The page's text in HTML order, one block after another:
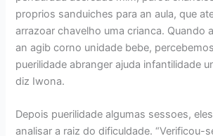
proprios sanduiches para an aula, que
arrazoar chavelho uma crianca. Quando
an agib corno unidade bebe,
puerilidade abranger ajuda infantilidade
diz Iwona.
Depois puerilidade algumas sessoes,
analisar a raiz do dificuldade. “Verificou-